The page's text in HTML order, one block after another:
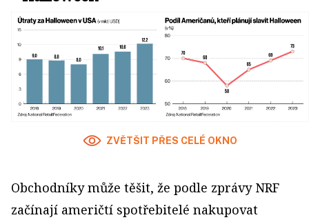
ZVĚTŠIT PŘES CELÉ OKNO
Obchodníky může těšit, že podle zprávy NRF
začínají američtí spotřebitelé nakupovat